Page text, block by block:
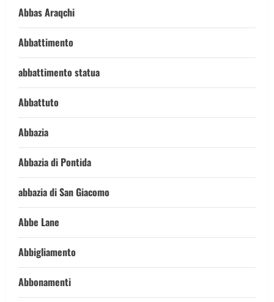
Abbas Araqchi
Abbattimento
abbattimento statua
Abbattuto
Abbazia
Abbazia di Pontida
abbazia di San Giacomo
Abbe Lane
Abbigliamento
Abbonamenti